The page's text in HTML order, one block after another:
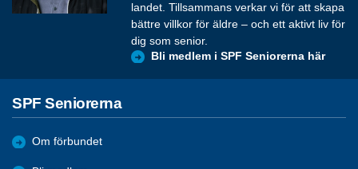
landet. Tillsammans verkar vi för att skapa
bättre villkor för äldre – och ett aktivt liv för
dig som senior.
Bli medlem i SPF Seniorerna här
SPF Seniorerna
Om förbundet